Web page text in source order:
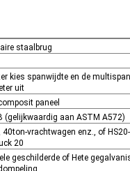
staalbrug
kies spanwijdte en de
uit
paneel
(gelijkwaardig aan ASTM A572)
40ton-vrachtwagen enz., of
20
geschilderde of Hete